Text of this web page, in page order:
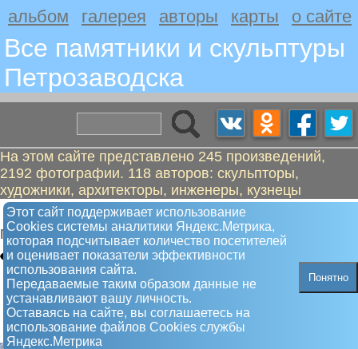
альбом галерея авторы карты о сайте
Все памятники и скульптуры
Петрозаводскa
На этом сайте представлено 245 произведений,
2192 фотографии. 118 авторов: скульпторы,
художники, архитекторы, инженеры, кузнецы
Этот сайт поддерживает использование
Сookies системы аналитики Яндекс.Метрика,
которая подсчитывает количество посетителей
и оценивает показатели эффективности
использования сайта.
Передаваемые таким образом данные не
устанавливают вашу личность.
Оставаясь на сайте, вы соглашаетесь на
использование файлов Сookies службы
Яндекс.Метрика
Понятно
Дерево дружбы. Города-побратимы
Памятный знак